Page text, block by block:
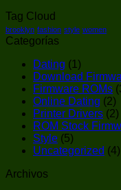
Tag Cloud
brooklyn fashion style women
Categorías
Dating (1)
Download
Firmware ROMs
Online Dating (2)
Printer Drivers (2)
ROM Stock
Style (5)
Uncategorized (4)
Archivos